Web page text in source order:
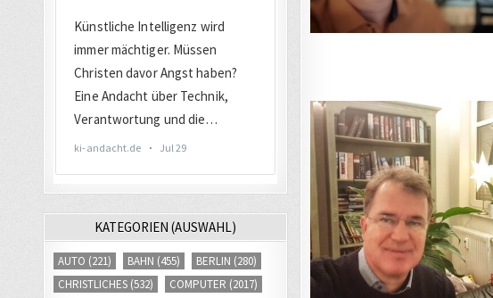
KATEGORIEN (AUSWAHL)
AUTO (221) BAHN (455) BERLIN (280)
CHRISTLICHES (532) COMPUTER (2017)